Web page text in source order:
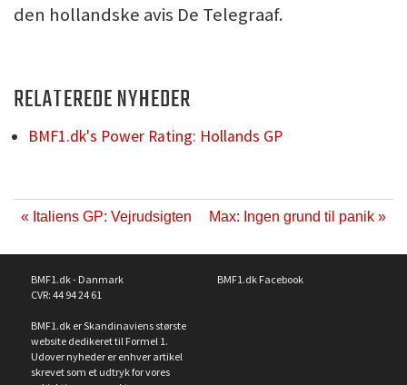
den hollandske avis De Telegraaf.
RELATEREDE NYHEDER
BMF1.dk's Power Rating: Hollands GP
« Italiens GP: Vejrudsigten Max: Ingen grund til panik »
BMF1.dk - Danmark
CVR: 44 94 24 61
BMF1.dk er Skandinaviens største
website dedikeret til Formel 1.
Udover nyheder er enhver artikel
skrevet som et udtryk for vores
BMF1.dk Facebook